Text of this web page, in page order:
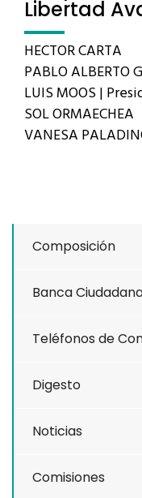
Libertad
HECTOR CARTA
PABLO ALBERTO
LUIS MOOS |
SOL ORMAECHEA
VANESA
Composición
Banca
Teléfonos de
Digesto
Noticias
Comisiones